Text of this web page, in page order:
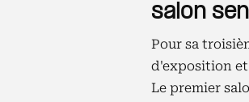
salon
Pour sa
d'exposition et
Le premier